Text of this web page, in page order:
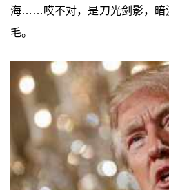
海……哎不对，是刀光剑影，暗
毛。